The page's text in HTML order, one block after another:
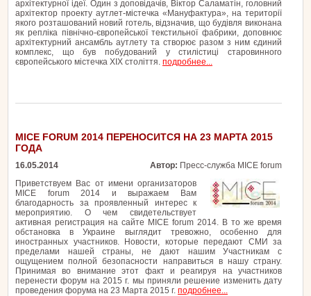
архітектурної ідеї. Один з доповідачів, Віктор Саламатін, головний
архітектор проекту аутлет-містечка «Мануфактура», на території
якого розташований новий готель, відзначив, що будівля виконана
як репліка північно-європейської текстильної фабрики, доповнює
архітектурний ансамбль аутлету та створює разом з ним єдиний
комплекс, що був побудований у стилістиці старовинного
європейського містечка ХІХ століття. подробнее...
MICE FORUM 2014 ПЕРЕНОСИТСЯ НА 23 МАРТА 2015
ГОДА
16.05.2014 Автор: Пресс-служба MICE forum
Приветствуем Вас от имени организаторов
MICE forum 2014 и выражаем Вам
благодарность за проявленный интерес к
мероприятию. О чем свидетельствует
активная регистрация на сайте MICE forum 2014. В то же время
обстановка в Украине выглядит тревожно, особенно для
иностранных участников. Новости, которые передают СМИ за
пределами нашей страны, не дают нашим Участникам с
ощущением полной безопасности направиться в нашу страну.
Принимая во внимание этот факт и реагируя на участников
перенести форум на 2015 г. мы приняли решение изменить дату
проведения форума на 23 Марта 2015 г. подробнее...